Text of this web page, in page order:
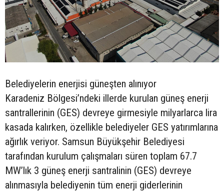
Belediyelerin enerjisi güneşten alınıyor
Karadeniz Bölgesi’ndeki illerde kurulan güneş enerji
santrallerinin (GES) devreye girmesiyle milyarlarca lira
kasada kalırken, özellikle belediyeler GES yatırımlarına
ağırlık veriyor. Samsun Büyükşehir Belediyesi
tarafından kurulum çalışmaları süren toplam 67.7
MW’lık 3 güneş enerji santralinin (GES) devreye
alınmasıyla belediyenin tüm enerji giderlerinin